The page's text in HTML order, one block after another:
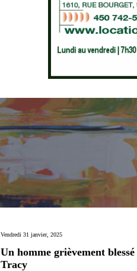
Vendredi 31 janvier, 2025
Un homme grièvement
Tracy